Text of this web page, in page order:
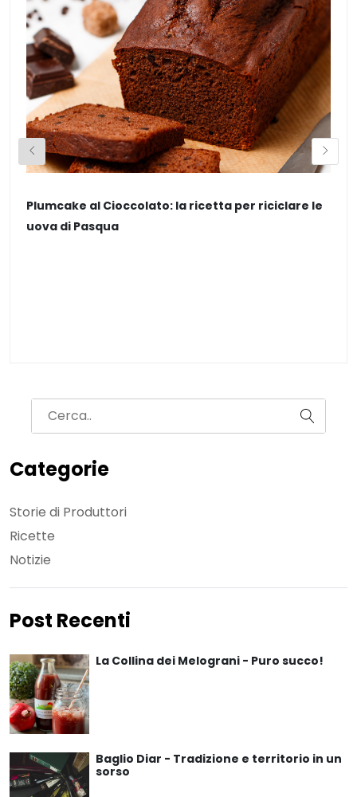
Plumcake al Cioccolato: la ricetta per riciclare le
uova di Pasqua
Categorie
Storie di Produttori
Ricette
Notizie
Post Recenti
La Collina dei Melograni - Puro succo!
Baglio Diar - Tradizione e territorio in un
sorso